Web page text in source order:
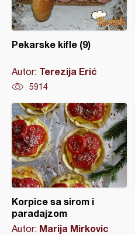
Pekarske kifle (9)
Autor: Terezija Erić
5914
Korpice sa sirom i
paradajzom
Autor: Marija Mirkovic